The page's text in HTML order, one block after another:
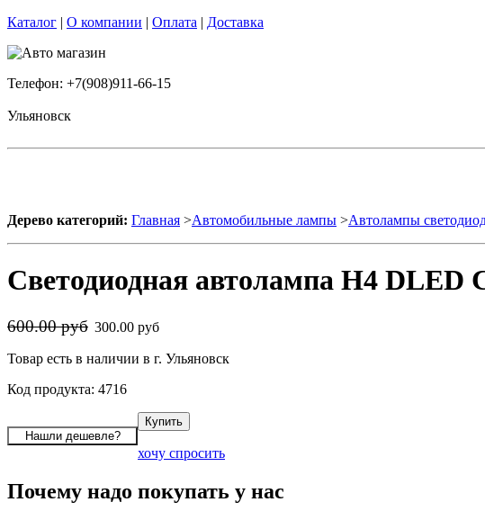
Каталог | О компании | Оплата | Доставка
Телефон: +7(908)911-66-15
Ульяновск
Дерево категорий: Главная >Автомобильные лампы >Автолампы
Светодиодная автолампа H4 DLED
600.00 руб 300.00 руб
Товар есть в наличии в г. Ульяновск
Код продукта: 4716
хочу спросить
Почему надо покупать у нас